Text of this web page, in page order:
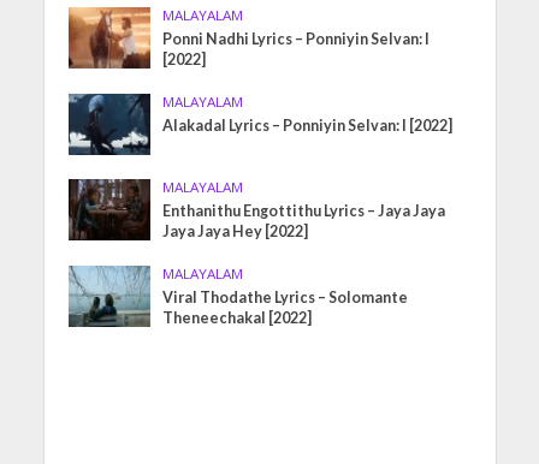
MALAYALAM
Ponni Nadhi Lyrics – Ponniyin Selvan: I
[2022]
MALAYALAM
Alakadal Lyrics – Ponniyin Selvan: I [2022]
MALAYALAM
Enthanithu Engottithu Lyrics – Jaya Jaya
Jaya Jaya Hey [2022]
MALAYALAM
Viral Thodathe Lyrics – Solomante
Theneechakal [2022]